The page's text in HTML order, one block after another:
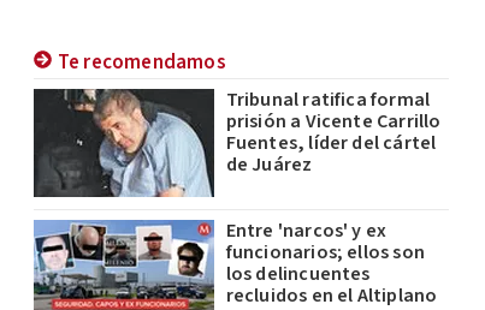
Te recomendamos
Tribunal ratifica formal
prisión a Vicente Carrillo
Fuentes, líder del cártel
de Juárez
Entre 'narcos' y ex
funcionarios; ellos son
los delincuentes
recluidos en el Altiplano